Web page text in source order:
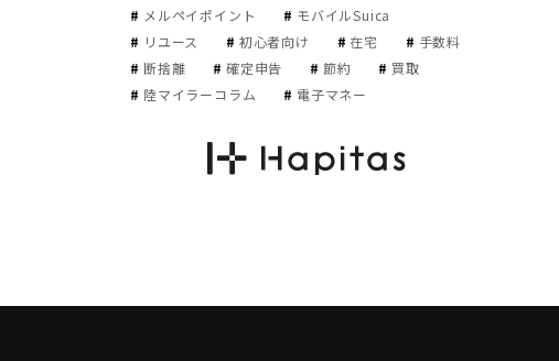
メルペイポイント
モバイルSuica
リユース
初心者向け 在宅
手数料
断捨離
確定申告 節約
買取
陸マイラーコラム
電子マネー